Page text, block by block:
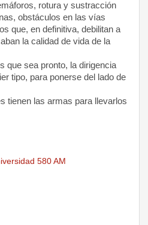
rotura y sustracción
obstáculos en las vías
que, en definitiva, debilitan a
la calidad de vida de la
que sea pronto, la dirigencia
tipo, para ponerse del lado de
tienen las armas para llevarlos
580 AM